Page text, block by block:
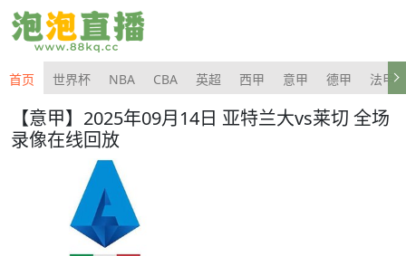
首页 世界杯 NBA CBA 英超 西甲 意甲 德甲 法甲
【意甲】2025年09月14日 亚特兰大vs莱切 全场
录像在线回放